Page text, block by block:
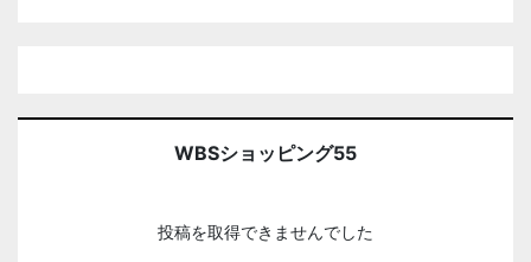
WBSショッピング55
投稿を取得できませんでした